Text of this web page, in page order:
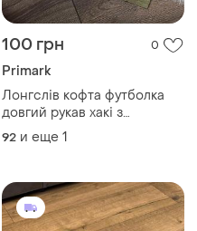
100 грн 0
Primark
Лонгслів кофта футболка
довгий рукав хакі з
динозаврами для хлопчика
1,5-2 роки 18 24 міс 92 см
92 и еще 1